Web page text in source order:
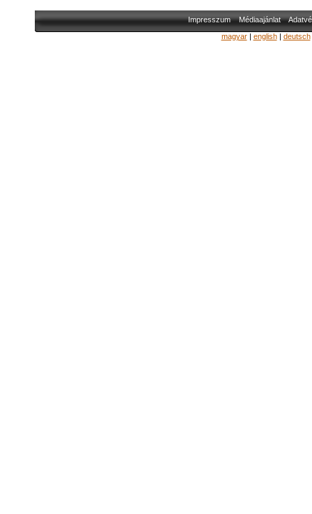
Impresszum Médiaajánlat
magyar| english| deutsch